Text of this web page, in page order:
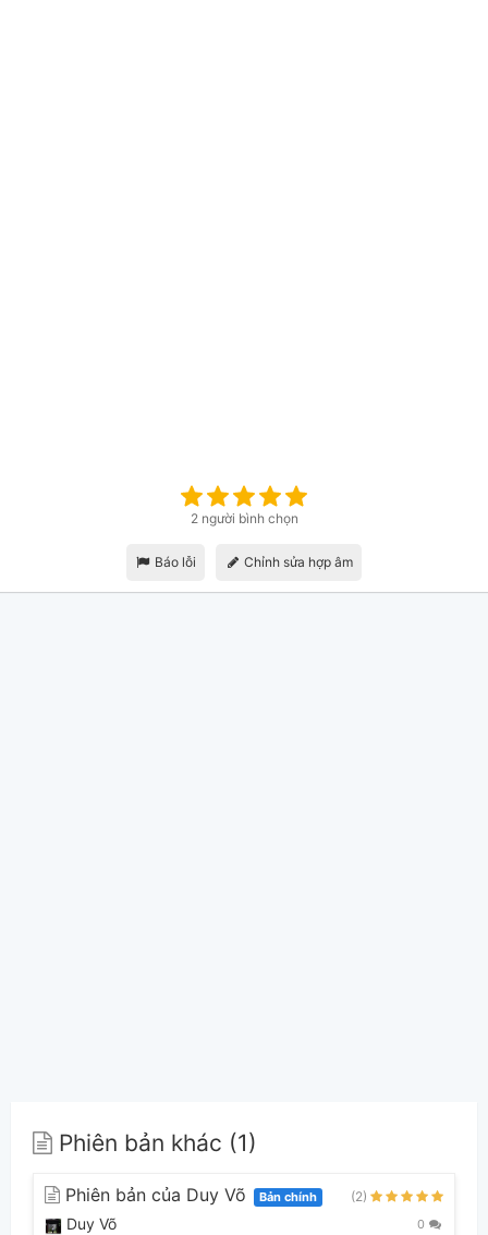
2 người bình chọn
Báo lỗi Chỉnh sửa hợp âm
Phiên bản khác (1)
Phiên bản của Duy Võ Bản chính (2)
Duy Võ 0